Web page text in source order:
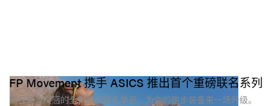
FP Movement 携手 ASICS 推出首个重磅联名系列
以日落为灵感的全新跑步联名单品，为你的跑步装备来一场升级。